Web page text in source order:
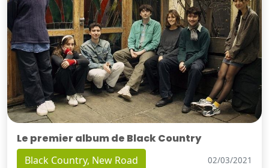
Le premier album de Black Country
Black Country, New Road 02/03/2021